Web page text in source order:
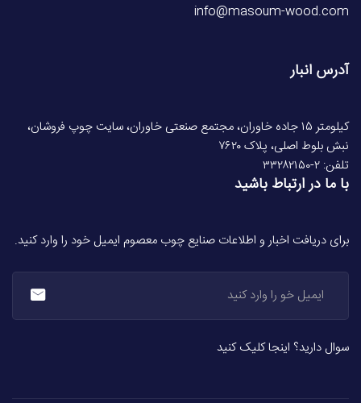
info@masoum-wood.com
آدرس انبار
کیلومتر ۱۵ جاده خاوران، مجتمع صنعتی خاوران، سایت چوپ فروشان،
نبش بلوط اصلی، پلاک ۷۶۲۰
تلفن:‌ ۲-۳۳۲۸۲۱۵۰
با ما در ارتباط باشید
برای دریافت اخبار و اطلاعات صنایع چوب معصوم ایمیل خود را وارد کنید.
سوال دارید؟ اینجا کلیک کنید